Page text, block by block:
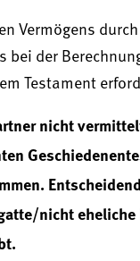
Vermögens
bei der
Testament
nicht
nicht